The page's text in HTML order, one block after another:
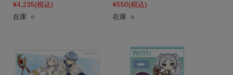
¥4,235(税込)
在庫 ○
¥550(税込)
在庫 ○